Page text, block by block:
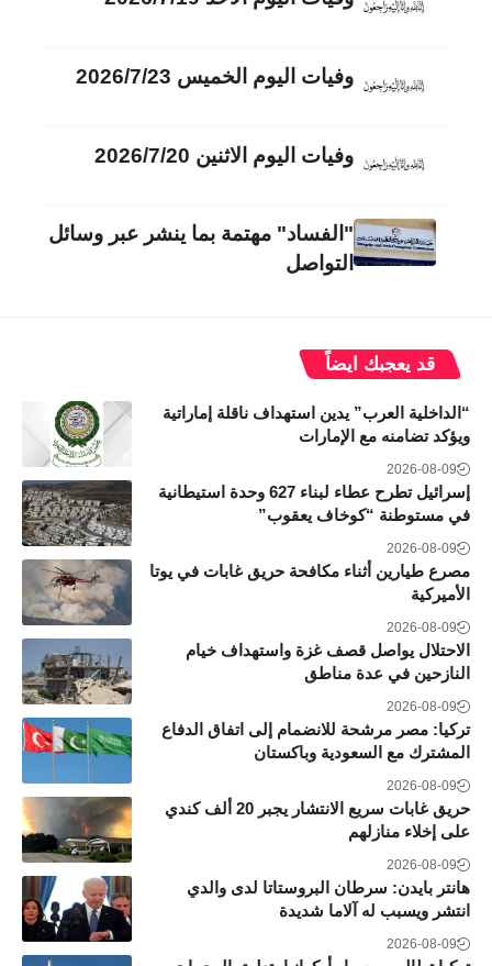
وفيات اليوم الخميس 2026/7/23
وفيات اليوم الاثنين 2026/7/20
"الفساد" مهتمة بما ينشر عبر وسائل
التواصل
قد يعجبك ايضاً
“الداخلية العرب” يدين استهداف ناقلة إماراتية
ويؤكد تضامنه مع الإمارات
2026-08-09
إسرائيل تطرح عطاء لبناء 627 وحدة استيطانية
في مستوطنة “كوخاف يعقوب”
2026-08-09
مصرع طيارين أثناء مكافحة حريق غابات في يوتا
الأميركية
2026-08-09
الاحتلال يواصل قصف غزة واستهداف خيام
النازحين في عدة مناطق
2026-08-09
تركيا: مصر مرشحة للانضمام إلى اتفاق الدفاع
المشترك مع السعودية وباكستان
2026-08-09
حريق غابات سريع الانتشار يجبر 20 ألف كندي
على إخلاء منازلهم
2026-08-09
هانتر بايدن: سرطان البروستاتا لدى والدي
انتشر ويسبب له آلاما شديدة
2026-08-09